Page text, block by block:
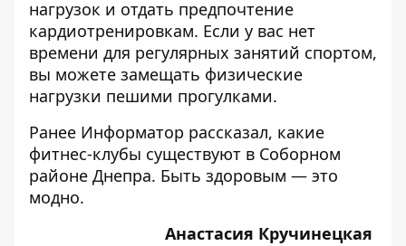
нагрузок и отдать предпочтение
кардиотренировкам. Если у вас нет
времени для регулярных занятий спортом,
вы можете замещать физические
нагрузки пешими прогулками.
Ранее Информатор рассказал, какие
фитнес-клубы существуют в Соборном
районе Днепра. Быть здоровым — это
модно.
Анастасия Кручинецкая